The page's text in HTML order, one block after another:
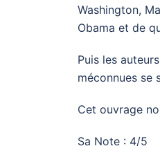
Washington,
Obama et de
Puis les
méconnues se
Cet ouvrage
Sa Note : 4/5